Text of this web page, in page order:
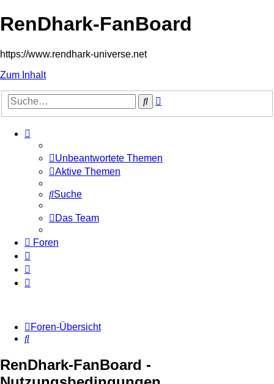
RenDhark-FanBoard
https://www.rendhark-universe.net
Zum Inhalt
Suche
Unbeantwortete Themen
Aktive Themen
Suche
Das Team
Foren
Foren-Übersicht
Suche
RenDhark-FanBoard -